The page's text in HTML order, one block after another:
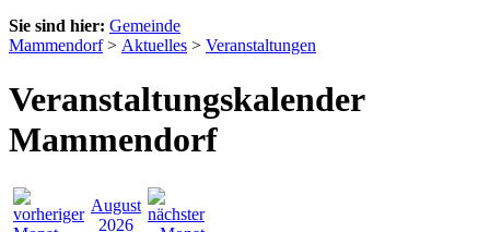
Sie sind hier: Gemeinde
Mammendorf> Aktuelles > Veranstaltungen
Veranstaltungskalender
Mammendorf
August
2026